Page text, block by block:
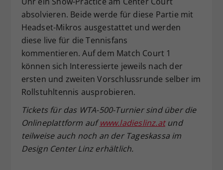
absolvieren. Beide werde für diese Partie mit
Headset-Mikros ausgestattet und werden
diese live für die Tennisfans
kommentieren. Auf dem Match Court 1
können sich Interessierte jeweils nach der
ersten und zweiten Vorschlussrunde selber im
Rollstuhltennis ausprobieren.
Tickets für das WTA-500-Turniersindüber die
Onlineplattform auf www.ladieslinz.atund
teilweise auch noch an der Tageskassaim
Design Center Linz erhältlich.